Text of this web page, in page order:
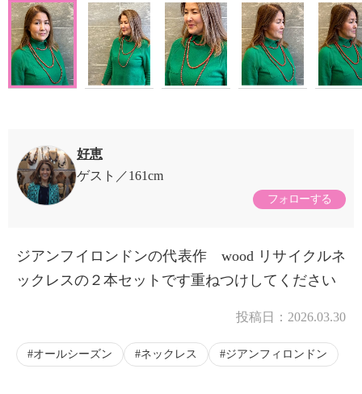
好恵
ゲスト
161cm
フォローする
ジアンフイロンドンの代表作 wood リサイクルネ
ックレスの２本セットです重ねつけしてください
投稿日： 2026.03.30
オールシーズン ネックレス ジアンフィロンドン